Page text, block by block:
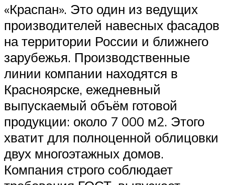
«Краспан». Это один из ведущих
производителей навесных фасадов
на территории России и ближнего
зарубежья. Производственные
линии компании находятся в
Красноярске, ежедневный
выпускаемый объём готовой
продукции: около 7 000 м2. Этого
хватит для полноценной облицовки
двух многоэтажных домов.
Компания строго соблюдает